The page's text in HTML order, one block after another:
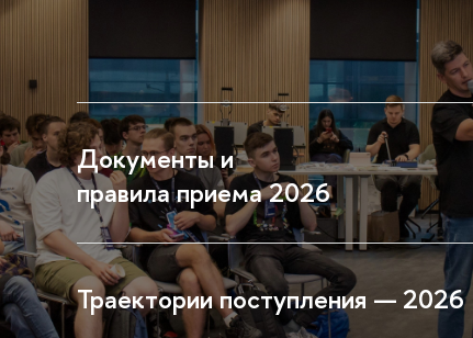
Документы и
правила приема 2026
Траектории поступления — 2026